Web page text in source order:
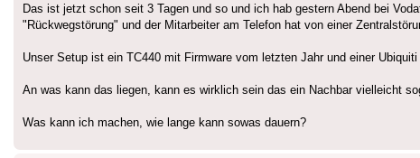
Das ist jetzt schon seit 3 Tagen und so und ich hab gestern Abend bei
"Rückwegstörung" und der Mitarbeiter am Telefon hat von einer
Unser Setup ist ein TC440 mit Firmware vom letzten Jahr und einer
An was kann das liegen, kann es wirklich sein das ein Nachbar vielleicht
Was kann ich machen, wie lange kann sowas dauern?